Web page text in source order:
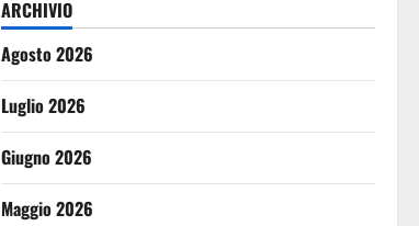
ARCHIVIO
Agosto 2026
Luglio 2026
Giugno 2026
Maggio 2026